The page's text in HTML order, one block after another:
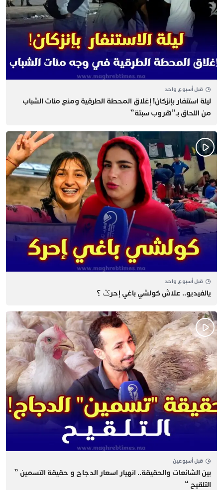
قبل أسبوع واحد
​ليلة استنفار بإنزكان! إغلاق المحطة الطرقية ومنع مئات الشباب
من اللحاق بـ”هروب سبتة”
قبل أسبوع واحد
يالفيديو.. علاش كولشي باغي إحرݣ ؟
قبل أسبوعين
بين الشائعات والحقيقة.. انهيار اسعار الدجاج و حقيقة التسمين ”
التلقيح “